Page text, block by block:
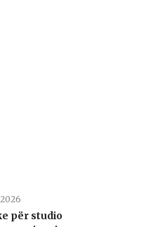
për studio